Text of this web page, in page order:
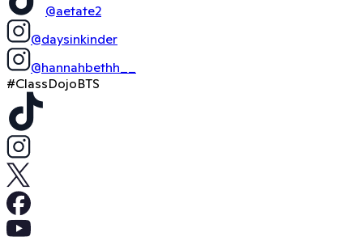
@aetate2
@daysinkinder
@hannahbethh__
#ClassDojoBTS